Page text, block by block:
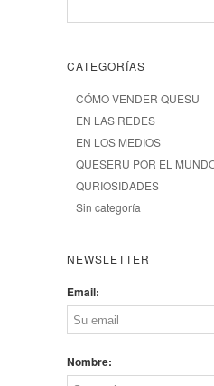
CATEGORÍAS
CÓMO VENDER QUESU
EN LAS REDES
EN LOS MEDIOS
QUESERU POR EL
QURIOSIDADES
Sin categoría
NEWSLETTER
Email:
Nombre: